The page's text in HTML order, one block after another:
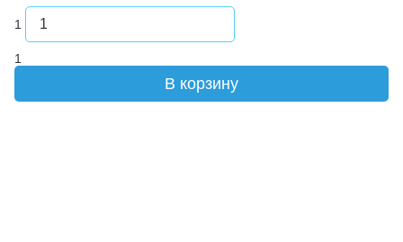
1
1
В корзину